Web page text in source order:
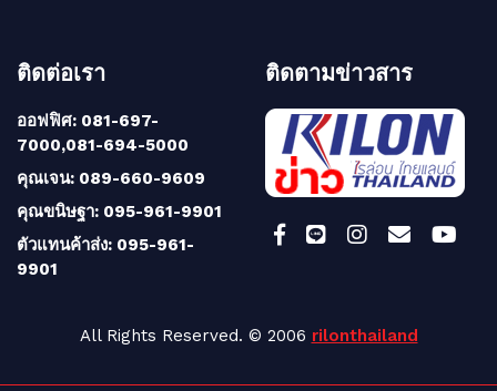
ติดต่อเรา
ออฟฟิศ: 081-697-
7000,081-694-5000
คุณเจน: 089-660-9609
คุณขนิษฐา: 095-961-9901
ตัวแทนค้าส่ง: 095-961-
9901
ติดตามข่าวสาร
All Rights Reserved. © 2006 rilonthailand